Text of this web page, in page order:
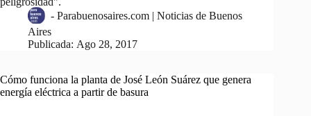
- Parabuenosaires.com | Noticias de Buenos
Aires
Publicada: Ago 28, 2017
Cómo funciona la planta de José León Suárez que genera
energía eléctrica a partir de basura